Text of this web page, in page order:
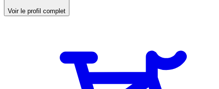
Voir le profil complet